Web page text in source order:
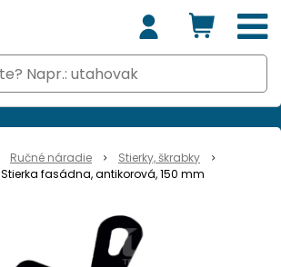
Ručné náradie
Stierky, škrabky
Stierka fasádna, antikorová, 150 mm